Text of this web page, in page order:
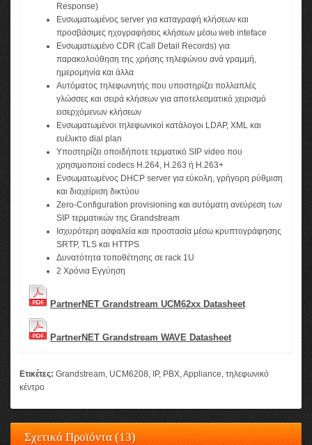
Response)
Ενσωματωμένος server για καταγραφή κλήσεων και
προσβάσιμες ηχογραφήσεις κλήσεων μέσω web inteface
Ενσωματωμένο CDR (Call Detail Records) για
παρακολούθηση της χρήσης τηλεφώνου ανά γραμμή,
ημερομηνία και άλλα
Αυτόματος τηλεφωνητής που υποστηρίζει πολλαπλές
γλώσσες και σειρά κλήσεων για αποτελεσματικό χειρισμό
εισερχόμενων κλήσεων
Ενσωματωμένοι τηλεφωνικοί κατάλογοι LDAP, XML και
ευέλικτο dial plan
Υποστηρίζει οποιδήποτε τερματικό SIP video που
χρησιμοποιεί codecs H.264, H.263 ή H.263+
Ενσωματωμένος DHCP server για εύκολη, γρήγορη ρύθμιση
και διαχείριση δικτύου
Zero-Configuration provisioning και αυτόματη ανεύρεση των
SIP τερματικών της Grandstream
Ισχυρότερη ασφαλεία και προστασία μέσω κρυπτογράφησης
SRTP, TLS και HTTPS
Δυνατότητα τοποθέτησης σε rack 1U
2 Χρόνια Εγγύηση
PartnerNET Grandstream UCM62xx Datasheet
PartnerNET Grandstream WAVE Datasheet
Ετικέτες: Grandstream, UCM6208, IP, PBX,Appliance, τηλεφωνικό
κέντρο
Σχετικά Προϊόντα (13)